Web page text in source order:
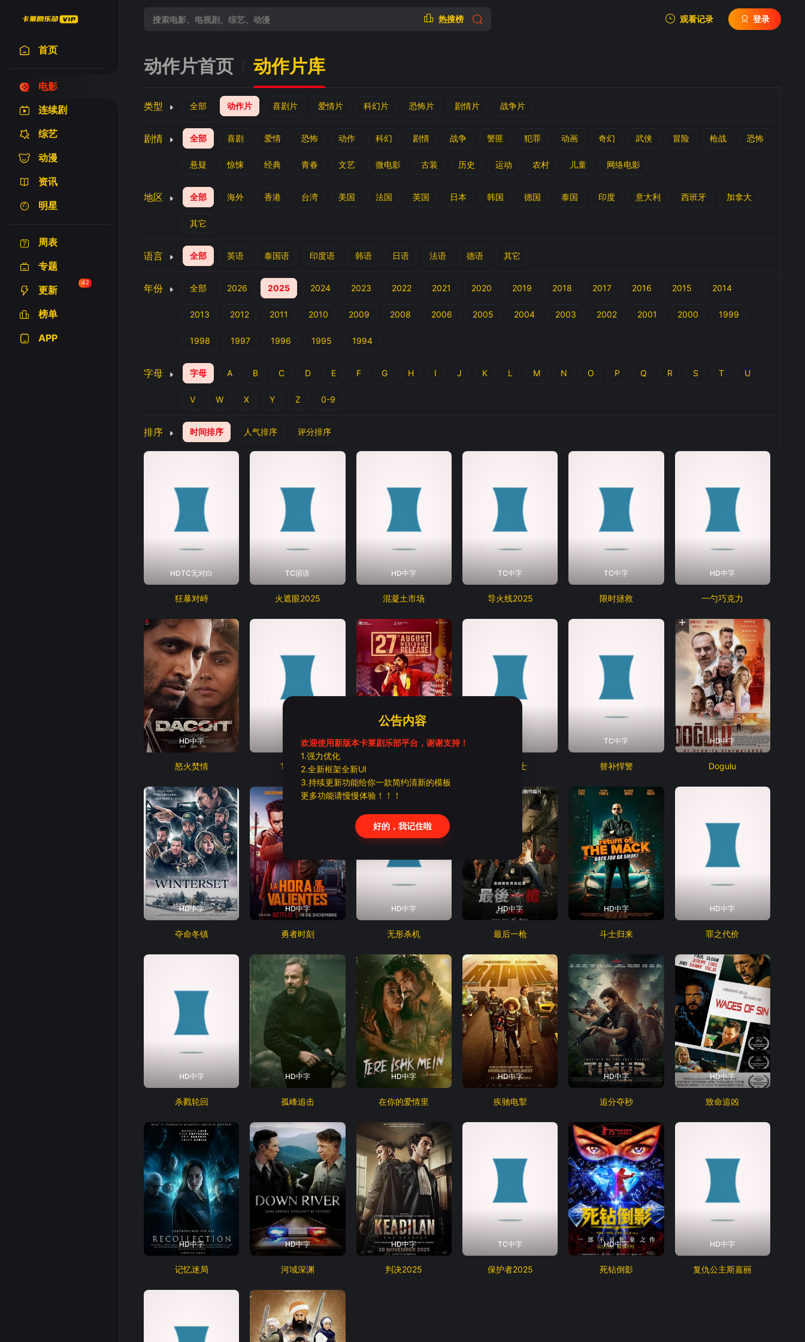
热搜榜 观看记录
暂无观看影片的记录
登录
首页
电影
连续剧
综艺
动漫
资讯
明星
周表
专题
更新
42
榜单
APP
动作片首页 动作片库
类型 全部 动作片 喜剧片 爱情片 科幻片 恐怖片 剧情片 战争片
剧情 全部 喜剧 爱情 恐怖 动作 科幻 剧情 战争 警匪 犯罪 动画 奇幻 武侠 冒险 枪战 恐怖
悬疑 惊悚 经典 青春 文艺 微电影 古装 历史 运动 农村 儿童 网络电影
地区 全部 海外 香港 台湾 美国 法国 英国 日本 韩国 德国 泰国 印度 意大利 西班牙 加拿大
其它
语言 全部 英语 泰国语 印度语 韩语 日语 法语 德语 其它
年份 全部 2026 2025 2024 2023 2022 2021 2020 2019 2018 2017 2016 2015 2014
2013 2012 2011 2010 2009 2008 2006 2005 2004 2003 2002 2001 2000 1999
1998 1997 1996 1995 1994
字母 字母 A B C D E F G H I J K L M N O P Q R S T U
V W X Y Z 0-9
排序 时间排序 人气排序 评分排序
HDTC无对白
狂暴对峙
TC国语
火遮眼2025
HD中字
混凝土市场
TC中字
导火线2025
TC中字
限时拯救
HD中字
一勺巧克力
HD中字
怒火焚情
HD中字
13个日夜
HD中字
沙漠战士
TC中字
替补悍警
HD中字
Dogulu
HD中字
夺命冬镇
HD中字
勇者时刻
HD中字
无形杀机
HD中字
最后一枪
HD中字
斗士归来
HD中字
罪之代价
HD中字
杀戮轮回
HD中字
孤峰追击
HD中字
在你的爱情里
HD中字
疾驰电掣
HD中字
追分夺秒
HD中字
致命追凶
HD中字
记忆迷局
HD中字
河域深渊
HD中字
判决2025
TC中字
保护者2025
HD中字
死钻倒影
HD中字
复仇公主斯嘉丽
公告内容
欢迎使用新版本卡莱剧乐部平台，谢谢支持！
1.强力优化
2.全新框架全新UI
3.持续更新功能给你一款简约清新的模板
更多功能请慢慢体验！！！
好的，我记住啦